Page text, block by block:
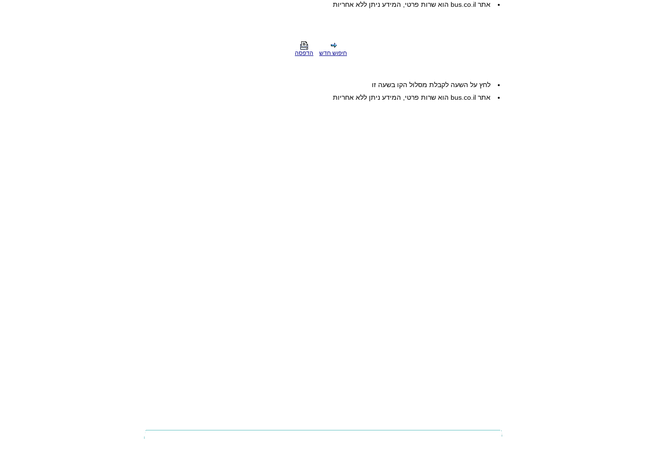
אתר bus.co.il הוא שרות פרטי, המידע ניתן ללא אחריות
חיפוש חדש הדפסה
לחץ על השעה לקבלת מסלול הקו בשעה זו
אתר bus.co.il הוא שרות פרטי, המידע ניתן ללא אחריות